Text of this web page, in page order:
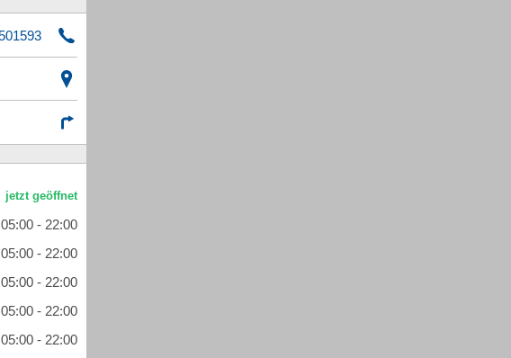
05:00 - 22:00
05:00 - 22:00
05:00 - 22:00
05:00 - 22:00
05:00 - 22:00